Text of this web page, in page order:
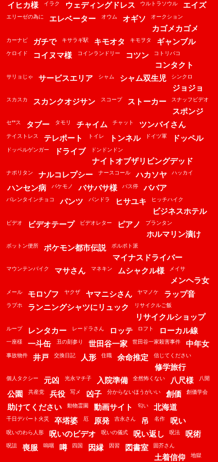
イヒカ様 イラク ウェディングドレス ウルトラソウル エイズ
エリーゼの為に エレベーター オウム オギソ オークション
カゴメカゴメ
カーナビ ガチで キサラギ駅 キモオタ キモヲタ ギャンブル
ケロイド コイヌマ様 コインランドリー コツン コトリバコ
コンタクト
サリョじゃ サービスエリア シャム シャム双生児 シンクロ
ジョジョ
スカスカ スカンクオジサン スコープ ストーカー スナッフビデオ
スポンジ
セ**ス タブー タモリ チャイム チャット ツンバイさん
テイストレス テレポート トイレ トンネル ドイツ軍 ドッペル
ドッペルゲンガー ドライブ ドンドンドン
ナイトオブザリビングデッド
ナポリタン ナルコレプシー ナースコール ハカソヤ ハッカイ
ハンセン病 バケモノ バサバサ様 バス停 ババア
バレンタインチョコ パンツ パンドラ ヒサユキ ヒッチハイク
ビジネスホテル
ビデオ ビデオテープ ビデオレター ピアノ プランタン
ホルマリン漬け
ボットン便所 ポケモン都市伝説 ポルポト派
マイナスドライバー
マウンテンバイク マサさん マネキン ムシャクル様 メイサ
メンヘラ女
メール モロゾフ ヤクザ ヤマニシさん ヤマノケ ラップ音
ラブホ ランニングシャツにリュック リサイクルご飯
リサイクルショップ
ループ レンタカー レードラさん ロッテ ロフト ローカル線
一座様 一斗缶 丑の刻参り 世田谷一家 世田谷一家殺害事件 中年女
事故物件 井戸 交換日記 人形 住職 余命推定 信じてください
修学旅行
個人タクシー 元凶 光永マチ子 入院準備 全然怖くない 八尺様 八開
公園 共産党 兵役 写メ 凶子 分からないほうがいい 創価 創価学会
助けてください 動物霊園 動画サイト 匂い 北海道
千日デパート火災 卒塔婆 厄 原発 吉永さん 吊 名作 呪い
呪いのわら人形 呪いのビデオ 呪いの儀式 呪い返し 呪法 呪術
呪詛 喪服 嗚咽 噂 四国 因縁 因習 図書室 固芥さん
土着信仰 地獄